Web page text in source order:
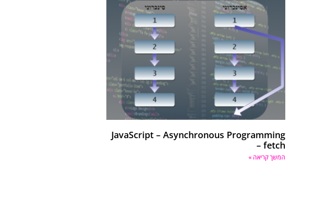
JavaScript – Asynchronous Programming
– fetch
המשך קריאה »